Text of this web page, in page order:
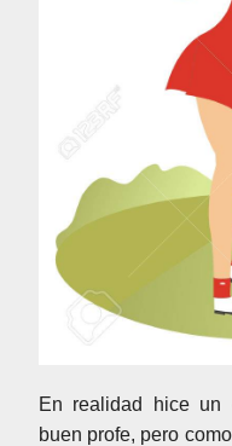
En realidad hice un
buen profe, pero